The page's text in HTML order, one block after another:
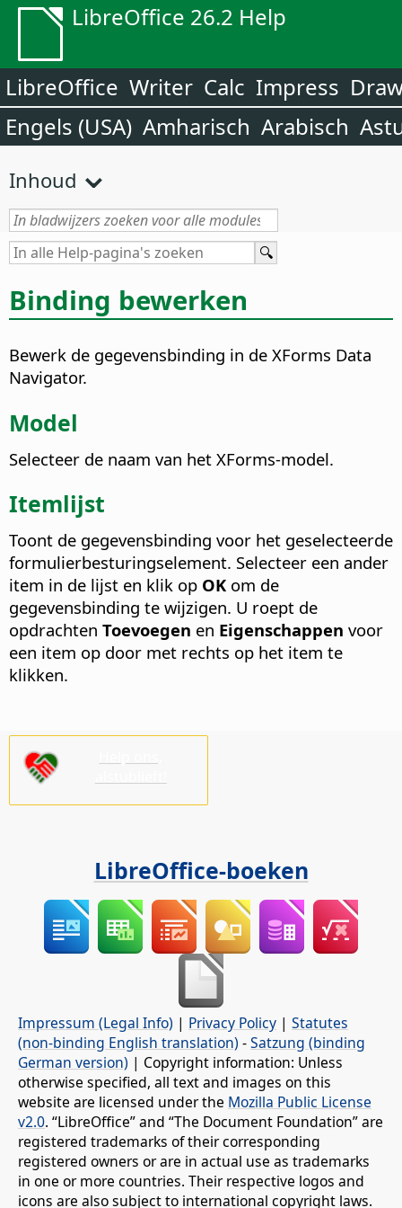
LibreOffice 26.2 Help
LibreOffice Writer Calc Impress
Engels (USA) Amharisch Arabisch
Inhoud
Binding bewerken
Bewerk de gegevensbinding in de XForms Data
Navigator.
Model
Selecteer de naam van het XForms-model.
Itemlijst
Toont de gegevensbinding voor het geselecteerde
formulierbesturingselement. Selecteer een ander
item in de lijst en klik op OK om de
gegevensbinding te wijzigen. U roept de
opdrachten Toevoegen en Eigenschappen voor
een item op door met rechts op het item te
klikken.
LibreOffice-boeken
Impressum (Legal Info) | Privacy Policy | Statutes
(non-binding English translation) -Satzung (binding
German version) | Copyright information: Unless
otherwise specified, all text and images on this
website are licensed under the Mozilla Public License
v2.0. “LibreOffice” and “The Document Foundation” are
registered trademarks of their corresponding
registered owners or are in actual use as trademarks
in one or more countries. Their respective logos and
icons are also subject to international copyright laws.